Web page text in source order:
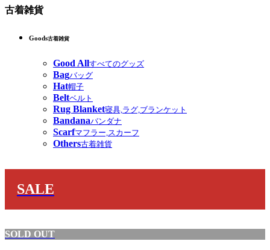
古着雑貨
Goods古着雑貨
Good Allすべてのグッズ
Bagバッグ
Hat帽子
Beltベルト
Rug Blanket寝具,ラグ,ブランケット
Bandanaバンダナ
Scarfマフラー,スカーフ
Others古着雑貨
SALE
SOLD OUT